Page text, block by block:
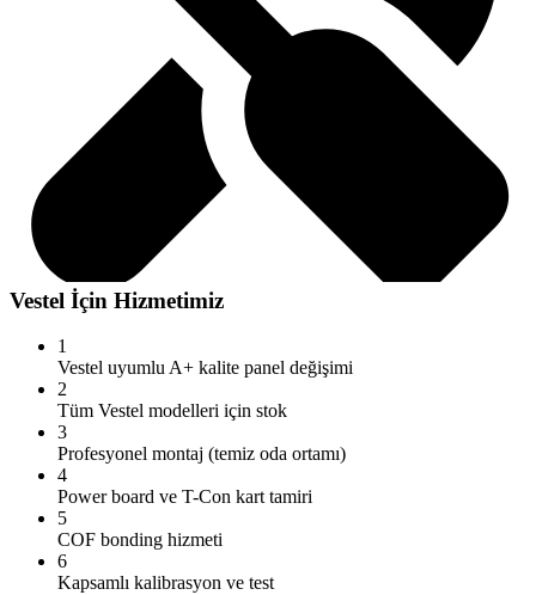
Vestel İçin Hizmetimiz
1
Vestel uyumlu A+ kalite panel değişimi
2
Tüm Vestel modelleri için stok
3
Profesyonel montaj (temiz oda ortamı)
4
Power board ve T-Con kart tamiri
5
COF bonding hizmeti
6
Kapsamlı kalibrasyon ve test